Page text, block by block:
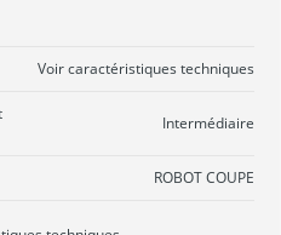
Voir caractéristiques techniques
Intermédiaire
ROBOT COUPE